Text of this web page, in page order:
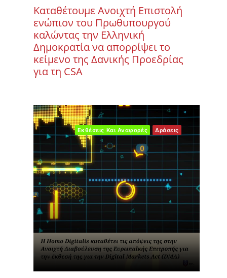
Καταθέτουμε Ανοιχτή Επιστολή
ενώπιον του Πρωθυπουργού
καλώντας την Ελληνική
Δημοκρατία να απορρίψει το
κείμενο της Δανικής Προεδρίας
για τη CSA
Εκθέσεις Και Αναφορές Δράσεις